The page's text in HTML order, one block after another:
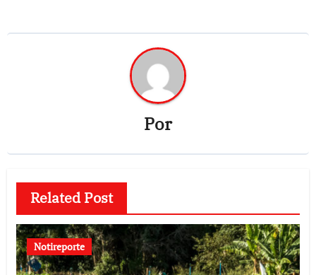
Por
Related Post
Notireporte